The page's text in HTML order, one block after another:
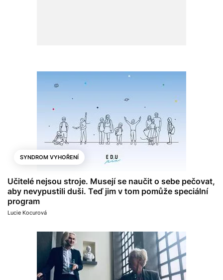
SYNDROM VYHOŘENÍ
Učitelé nejsou stroje. Musejí se naučit o sebe pečovat,
aby nevypustili duši. Teď jim v tom pomůže speciální
program
Lucie Kocurová